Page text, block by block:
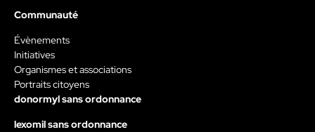
Communauté
Évènements
Initiatives
Organismes et associations
Portraits citoyens
donormyl sans ordonnance
lexomil sans ordonnance